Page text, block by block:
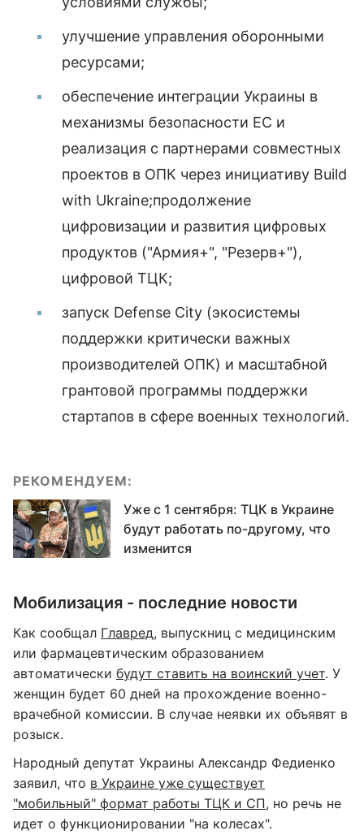
улучшение управления оборонными
ресурсами;
обеспечение интеграции Украины в
механизмы безопасности ЕС и
реализация с партнерами совместных
проектов в ОПК через инициативу Build
with Ukraine;продолжение
цифровизации и развития цифровых
продуктов ("Армия+", "Резерв+"),
цифровой ТЦК;
запуск Defense City (экосистемы
поддержки критически важных
производителей ОПК) и масштабной
грантовой программы поддержки
стартапов в сфере военных технологий.
РЕКОМЕНДУЕМ:
Уже с 1 сентября: ТЦК в Украине
будут работать по-другому, что
изменится
Мобилизация - последние новости
Как сообщал Главред, выпускниц с медицинским
или фармацевтическим образованием
автоматически будут ставить на воинский учет. У
женщин будет 60 дней на прохождение военно-
врачебной комиссии. В случае неявки их объявят в
розыск.
Народный депутат Украины Александр Федиенко
заявил, что в Украине уже существует
"мобильный" формат работы ТЦК и СП, но речь не
идет о функционировании "на колесах".